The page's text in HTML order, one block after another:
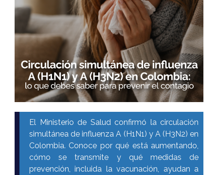
El Ministerio de Salud confirmó la circulación
simultánea de influenza A (H1N1) y A (H3N2) en
Colombia. Conoce por qué está aumentando,
cómo se transmite y qué medidas de
prevención, incluida la vacunación, ayudan a